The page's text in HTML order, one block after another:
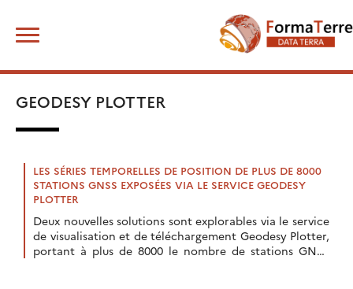
content
GEODESY PLOTTER
LES SÉRIES TEMPORELLES DE POSITION DE PLUS DE 8000
STATIONS GNSS EXPOSÉES VIA LE SERVICE GEODESY
PLOTTER
Deux nouvelles solutions sont explorables via le service
de visualisation et de téléchargement Geodesy Plotter,
portant à plus de 8000 le nombre de stations GNSS